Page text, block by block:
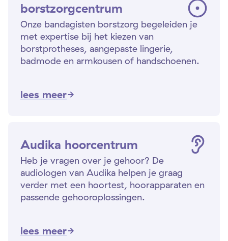
borstzorgcentrum
Onze bandagisten borstzorg begeleiden je
met expertise bij het kiezen van
borstprotheses, aangepaste lingerie,
badmode en armkousen of handschoenen.
lees meer
Audika hoorcentrum
Heb je vragen over je gehoor? De
audiologen van Audika helpen je graag
verder met een hoortest, hoorapparaten en
passende gehooroplossingen.
lees meer